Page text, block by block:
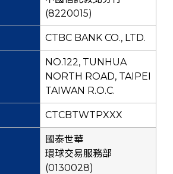
(8220015)
CTBC BANK CO., LTD.
NO.122, TUNHUA
NORTH ROAD, TAIPEI
TAIWAN R.O.C.
CTCBTWTPXXX
國泰世華
環球交易服務部
(0130028)